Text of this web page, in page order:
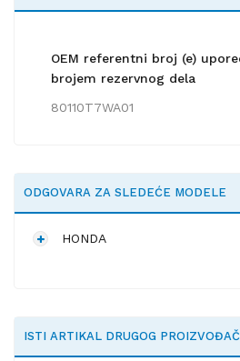
OEM referentni broj (e)
brojem rezervnog dela
80110T7WA01
ODGOVARA ZA SLEDEĆE MODELE
HONDA
ISTI ARTIKAL DRUGOG